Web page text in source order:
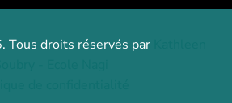
Tous droits réservés par